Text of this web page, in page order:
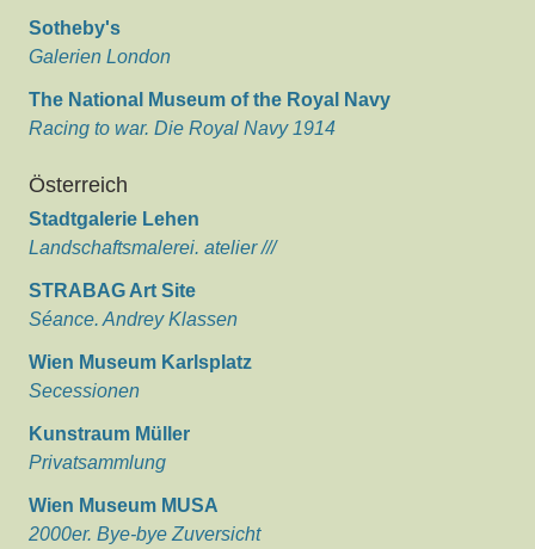
Sotheby's
Galerien London
The National Museum of the Royal Navy
Racing to war. Die Royal Navy 1914
Österreich
Stadtgalerie Lehen
Landschaftsmalerei. atelier ///
STRABAG Art Site
Séance. Andrey Klassen
Wien Museum Karlsplatz
Secessionen
Kunstraum Müller
Privatsammlung
Wien Museum MUSA
2000er. Bye-bye Zuversicht